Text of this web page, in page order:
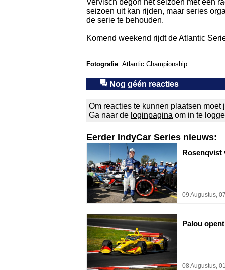
Vervisch begon het seizoen met een
seizoen uit kan rijden, maar series
de serie te behouden.
Komend weekend rijdt de Atlantic
Fotografie Atlantic Championship
Nog géén reacties
Om reacties te kunnen plaatsen moet
Ga naar de loginpagina om in te
Eerder IndyCar Series nieuws:
Rosenqvist
09 Augustus,
Palou
08 Augustus,